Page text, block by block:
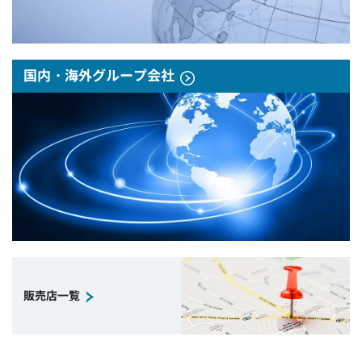
国内・海外グループ会社
販売店一覧